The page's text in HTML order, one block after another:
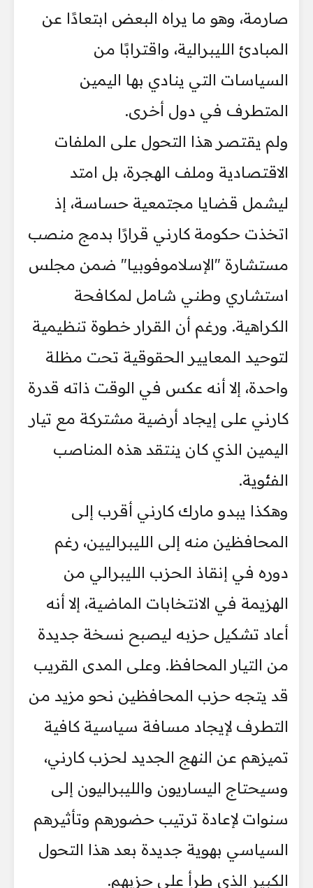
صارمة، وهو ما يراه البعض ابتعادًا عن
المبادئ الليبرالية، واقترابًا من
السياسات التي ينادي بها اليمين
المتطرف في دول أخرى.
ولم يقتصر هذا التحول على الملفات
الاقتصادية وملف الهجرة، بل امتد
ليشمل قضايا مجتمعية حساسة، إذ
اتخذت حكومة كارني قرارًا بدمج منصب
مستشارة "الإسلاموفوبيا" ضمن مجلس
استشاري وطني شامل لمكافحة
الكراهية. ورغم أن القرار خطوة تنظيمية
لتوحيد المعايير الحقوقية تحت مظلة
واحدة، إلا أنه عكس في الوقت ذاته قدرة
كارني على إيجاد أرضية مشتركة مع تيار
اليمين الذي كان ينتقد هذه المناصب
الفئوية.
وهكذا يبدو مارك كارني أقرب إلى
المحافظين منه إلى الليبراليين، رغم
دوره في إنقاذ الحزب الليبرالي من
الهزيمة في الانتخابات الماضية، إلا أنه
أعاد تشكيل حزبه ليصبح نسخة جديدة
من التيار المحافظ. وعلى المدى القريب
قد يتجه حزب المحافظين نحو مزيد من
التطرف لإيجاد مسافة سياسية كافية
تميزهم عن النهج الجديد لحزب كارني،
وسيحتاج اليساريون والليبراليون إلى
سنوات لإعادة ترتيب حضورهم وتأثيرهم
السياسي بهوية جديدة بعد هذا التحول
الكبير الذي طرأ على حزبهم.